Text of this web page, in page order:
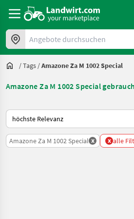
Angebote durchsuchen
/Tags /Amazone Za M 1002 Special
Amazone Za M 1002 Special
So wird auf Landwirt.com sortiert
Amazone Za M 1002 Special x x alle